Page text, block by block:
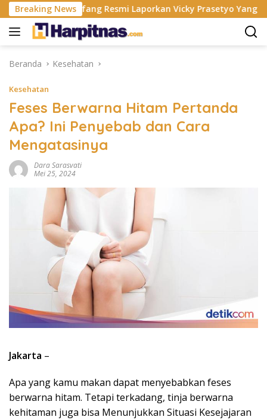
Langsung
ke
konten
Breaking News
Fangfang Resmi Laporkan Vicky Prasetyo Yang
Beranda Kesehatan
Kesehatan
Feses Berwarna Hitam Pertanda
Apa? Ini Penyebab dan Cara
Mengatasinya
Dara Sarasvati
Mei 25, 2024
Jakarta –
Apa yang kamu makan dapat menyebabkan feses
berwarna hitam. Tetapi terkadang, tinja berwarna
kehitaman juga bisa Menunjukkan Situasi Kesejajaran